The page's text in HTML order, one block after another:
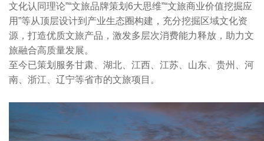
文化认同理论”“文旅品牌策划6大思维”“文旅商业价值挖掘应
用”等从顶层设计到产业生态圈构建，充分挖掘区域文化资
源，打造优质文旅产品，激发多层次消费能力释放，助力文
旅融合高质量发展。
至今已策划服务甘肃、湖北、江西、江苏、山东、贵州、河
南、浙江、辽宁等省市的文旅项目。